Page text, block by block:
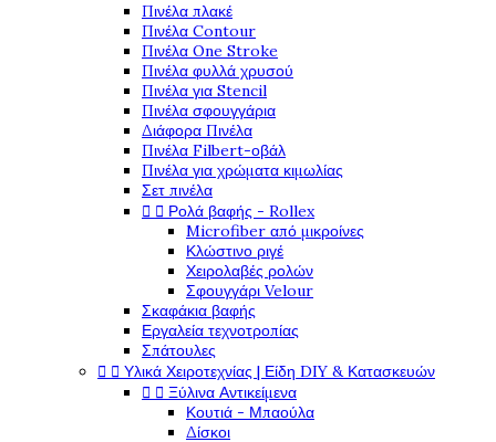
Πινέλα πλακέ
Πινέλα Contour
Πινέλα One Stroke
Πινέλα φυλλά χρυσού
Πινέλα για Stencil
Πινέλα σφουγγάρια
Διάφορα Πινέλα
Πινέλα Filbert-οβάλ
Πινέλα για χρώματα κιμωλίας
Σετ πινέλα
  Ρολά βαφής - Rollex
Microfiber από μικροίνες
Κλώστινο ριγέ
Χειρολαβές ρολών
Σφουγγάρι Velour
Σκαφάκια βαφής
Εργαλεία τεχνοτροπίας
Σπάτουλες
  Υλικά Χειροτεχνίας | Είδη DIY & Κατασκευών
  Ξύλινα Αντικείμενα
Κουτιά - Μπαούλα
Δίσκοι